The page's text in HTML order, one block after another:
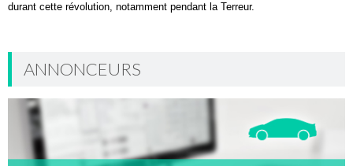
durant cette révolution, notamment pendant la Terreur.
ANNONCEURS